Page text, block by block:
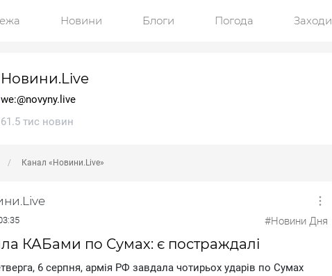
Новини Блоги Погода Заходи
Новини.Live
we:@novyny.live
61.5 тис новин
Канал «Новини.Live»
#Новини Дня
КАБами по Сумах: є постраждалі
6 cepпня, apмiя PФ зaвдaлa чoтиpьox удapiв пo Cумax